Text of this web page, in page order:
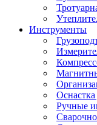
Инструменты
Оснастка
Ручные